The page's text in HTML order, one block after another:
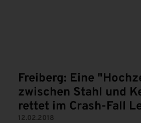
Freiberg: Eine
zwischen Stahl und
rettet im Crash-Fall
12.02.2018